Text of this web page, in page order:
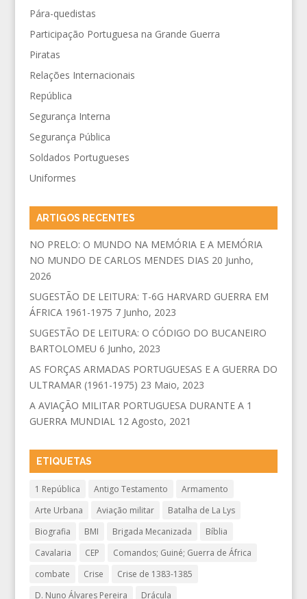
Pára-quedistas
Participação Portuguesa na Grande Guerra
Piratas
Relações Internacionais
República
Segurança Interna
Segurança Pública
Soldados Portugueses
Uniformes
ARTIGOS RECENTES
NO PRELO: O MUNDO NA MEMÓRIA E A MEMÓRIA
NO MUNDO DE CARLOS MENDES DIAS 20 Junho,
2026
SUGESTÃO DE LEITURA: T-6G HARVARD GUERRA EM
ÁFRICA 1961-1975 7 Junho, 2023
SUGESTÃO DE LEITURA: O CÓDIGO DO BUCANEIRO
BARTOLOMEU 6 Junho, 2023
AS FORÇAS ARMADAS PORTUGUESAS E A GUERRA DO
ULTRAMAR (1961-1975) 23 Maio, 2023
A AVIAÇÃO MILITAR PORTUGUESA DURANTE A 1
GUERRA MUNDIAL 12 Agosto, 2021
ETIQUETAS
1 República Antigo Testamento
Armamento
Arte Urbana
Aviação militar
Batalha de La Lys
Biografia
BMI Brigada Mecanizada
Bíblia
Cavalaria
CEP
Comandos; Guiné; Guerra de África
combate
Crise
Crise de 1383-1385
D. Nuno Álvares Pereira
Drácula